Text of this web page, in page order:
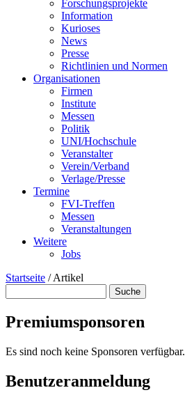
Forschungsprojekte
Information
Kurioses
News
Presse
Richtlinien und Normen
Organisationen
Firmen
Institute
Messen
Politik
UNI/Hochschule
Veranstalter
Verein/Verband
Verlage/Presse
Termine
FVI-Treffen
Messen
Veranstaltungen
Weitere
Jobs
Startseite /Artikel
Premiumsponsoren
Es sind noch keine Sponsoren verfügbar.
Benutzeranmeldung